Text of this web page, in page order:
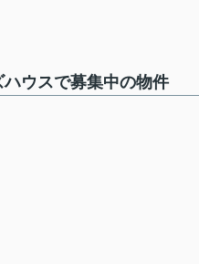
ウスで募集中の物件